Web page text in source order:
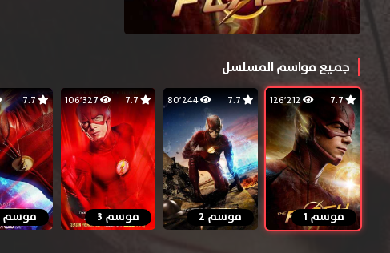
جميع مواسم المسلسل
7.7
موسم 1
7.7 80٬244
موسم 2
7.7 106٬327
موسم 3
7.7
موسم 4